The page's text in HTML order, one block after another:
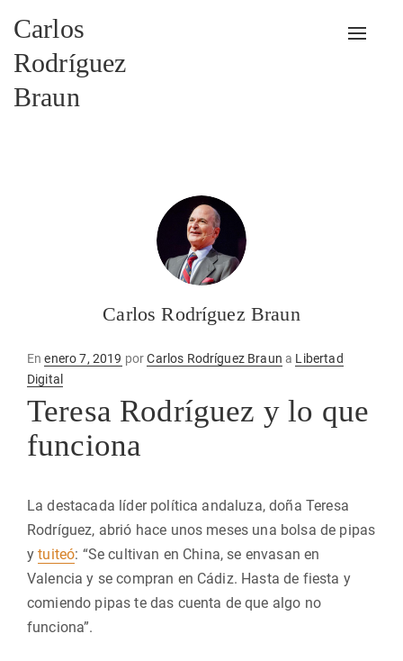
Carlos
Rodríguez
Braun
Carlos Rodríguez Braun
EnPublicado
en
enero 7, 2019 porCarlos Rodríguez Braun a Libertad
Digital
Teresa Rodríguez y lo que
funciona
La destacada líder política andaluza, doña Teresa
Rodríguez, abrió hace unos meses una bolsa de pipas
ytuiteó: “Se cultivan en China, se envasan en
Valencia y se compran en Cádiz. Hasta de fiesta y
comiendo pipas te das cuenta de que algo no
funciona”.